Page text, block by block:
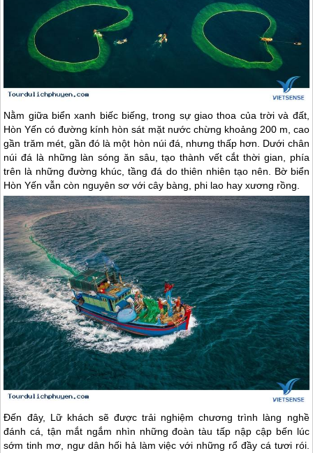
Nằm giữa biển xanh biếc biếng, trong sự giao thoa của trời và đất,
Hòn Yến có đường kính hòn sát mặt nước chừng khoảng 200 m, cao
gần trăm mét, gần đó là một hòn núi đá, nhưng thấp hơn. Dưới chân
núi đá là những làn sóng ăn sâu, tạo thành vết cắt thời gian, phía
trên là những đường khúc, tầng đá do thiên nhiên tạo nên. Bờ biển
Hòn Yến vẫn còn nguyên sơ với cây bàng, phi lao hay xương rồng.
Đến đây, Lữ khách sẽ được trải nghiệm chương trình làng nghề
đánh cá, tận mắt ngắm nhìn những đoàn tàu tấp nập cập bến lúc
sớm tinh mơ, ngư dân hối hả làm việc với những rổ đầy cá tươi rói.